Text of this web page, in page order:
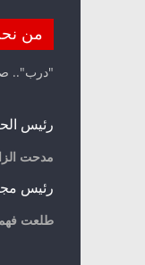
من
"درب"..
رئيس
مدحت
رئيس
طلعت